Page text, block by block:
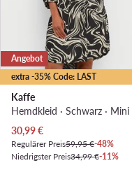
extra -35% Code: LAST
Angebot
Kaffe
Hemdkleid · Schwarz · Mini
Aktueller Preis
30,99€
Regulärer Preis59,95 €-48%
Niedrigster Preis34,99 €-11%